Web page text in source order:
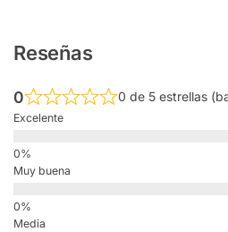
Reseñas
0 0 de 5 estrellas
Excelente
Muy buena
Media